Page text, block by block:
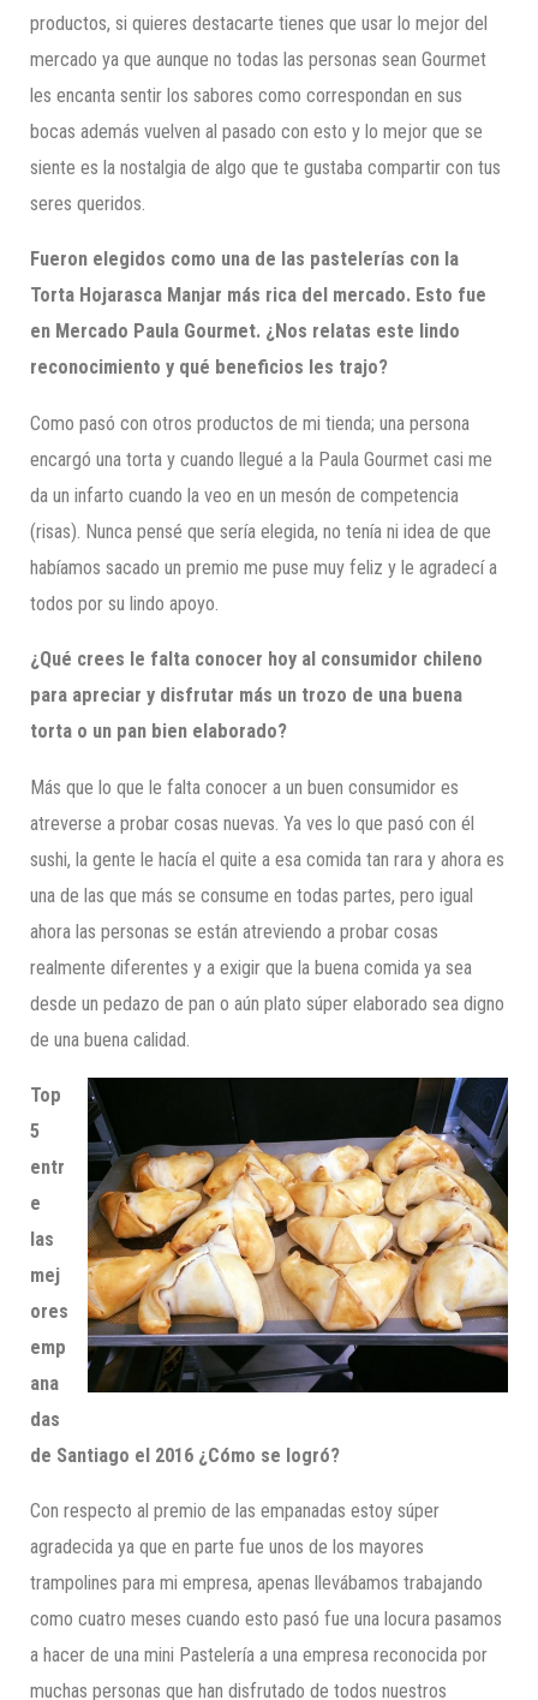
productos, si quieres destacarte tienes que usar lo mejor del
mercado ya que aunque no todas las personas sean Gourmet
les encanta sentir los sabores como correspondan en sus
bocas además vuelven al pasado con esto y lo mejor que se
siente es la nostalgia de algo que te gustaba compartir con tus
seres queridos.
Fueron elegidos como una de las pastelerías con la
Torta Hojarasca Manjar más rica del mercado. Esto fue
en Mercado Paula Gourmet. ¿Nos relatas este lindo
reconocimiento y qué beneficios les trajo?
Como pasó con otros productos de mi tienda; una persona
encargó una torta y cuando llegué a la Paula Gourmet casi me
da un infarto cuando la veo en un mesón de competencia
(risas). Nunca pensé que sería elegida, no tenía ni idea de que
habíamos sacado un premio me puse muy feliz y le agradecí a
todos por su lindo apoyo.
¿Qué crees le falta conocer hoy al consumidor chileno
para apreciar y disfrutar más un trozo de una buena
torta o un pan bien elaborado?
Más que lo que le falta conocer a un buen consumidor es
atreverse a probar cosas nuevas. Ya ves lo que pasó con él
sushi, la gente le hacía el quite a esa comida tan rara y ahora es
una de las que más se consume en todas partes, pero igual
ahora las personas se están atreviendo a probar cosas
realmente diferentes y a exigir que la buena comida ya sea
desde un pedazo de pan o aún plato súper elaborado sea digno
de una buena calidad.
Top
5
entr
e
las
mej
ores
emp
ana
das
de Santiago el 2016 ¿Cómo se logró?
Con respecto al premio de las empanadas estoy súper
agradecida ya que en parte fue unos de los mayores
trampolines para mi empresa, apenas llevábamos trabajando
como cuatro meses cuando esto pasó fue una locura pasamos
a hacer de una mini Pastelería a una empresa reconocida por
muchas personas que han disfrutado de todos nuestros